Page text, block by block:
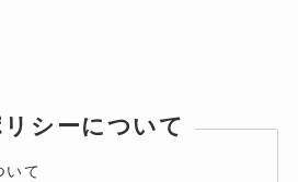
シーについて
いて